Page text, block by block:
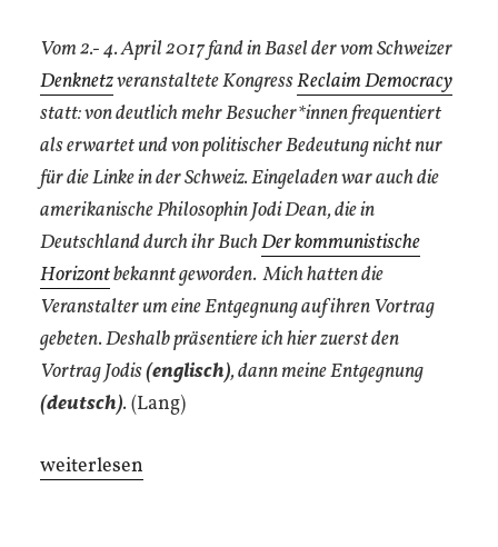
Vom 2.- 4. April 2017 fand in Basel der vom Schweizer
Denknetzveranstaltete KongressReclaim Democracy
statt: von deutlich mehr Besucher*innen frequentiert
als erwartet und von politischer Bedeutung nicht nur
für die Linke in der Schweiz. Eingeladen war auch die
amerikanische Philosophin Jodi Dean, die in
Deutschland durch ihr BuchDer kommunistische
Horizontbekannt geworden. Mich hatten die
Veranstalter um eine Entgegnung auf ihren Vortrag
gebeten. Deshalb präsentiere ich hier zuerst den
Vortrag Jodis(englisch), dann meine Entgegnung
(deutsch). (Lang)
„Jodi
weiterlesen